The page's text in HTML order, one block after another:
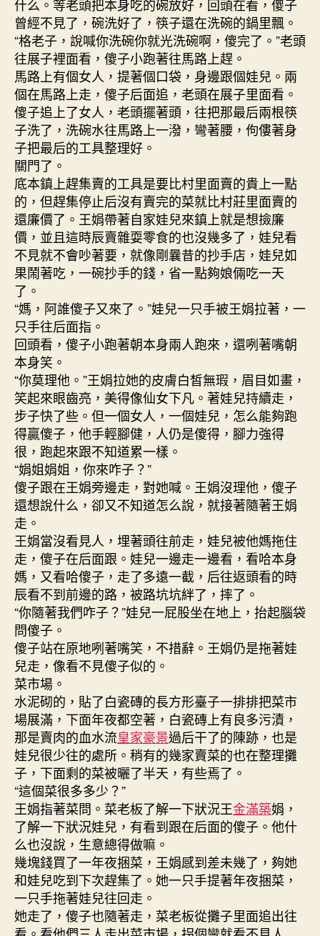
什么。等老頭把本身吃的碗放好，回頭在看，傻子
曾經不見了，碗洗好了，筷子還在洗碗的鍋里飄。
“格老子，說喊你洗碗你就光洗碗啊，傻完了。”老頭
往展子裡面看，傻子小跑著往馬路上趕。
馬路上有個女人，提著個口袋，身邊跟個娃兒。兩
個在馬路上走，傻子后面追，老頭在展子里面看。
傻子追上了女人，老頭擺著頭，往把那最后兩根筷
子洗了，洗碗水往馬路上一潑，彎著腰，佝僂著身
子把最后的工具整理好。
關門了。
底本鎮上趕集賣的工具是要比村里面賣的貴上一點
的，但趕集停止后沒有賣完的菜就比村莊里面賣的
還廉價了。王娟帶著自家娃兒來鎮上就是想撿廉
價，並且這時辰賣雜耍零食的也沒幾多了，娃兒看
不見就不會吵著要，就像剛曩昔的抄手店，娃兒如
果鬧著吃，一碗抄手的錢，省一點夠娘倆吃一天
了。
“媽，阿誰傻子又來了。”娃兒一只手被王娟拉著，一
只手往后面指。
回頭看，傻子小跑著朝本身兩人跑來，還咧著嘴朝
本身笑。
“你莫理他。”王娟拉她的皮膚白皙無瑕，眉目如畫，
笑起來眼齒亮，美得像仙女下凡。著娃兒持續走，
步子快了些。但一個女人，一個娃兒，怎么能夠跑
得贏傻子，他手輕腳健，人仍是傻得，腳力強得
很，跑起來跟不知道累一樣。
“娟姐娟姐，你來咋子？”
傻子跟在王娟旁邊走，對她喊。王娟沒理他，傻子
還想說什么，卻又不知道怎么說，就接著隨著王娟
走。
王娟當沒看見人，埋著頭往前走，娃兒被他媽拖住
走，傻子在后面跟。娃兒一邊走一邊看，看哈本身
媽，又看哈傻子，走了多遠一截，后往返頭看的時
辰看不到前邊的路，被路坑坑絆了，摔了。
“你隨著我們咋子？”娃兒一屁股坐在地上，抬起腦袋
問傻子。
傻子站在原地咧著嘴笑，不措辭。王娟仍是拖著娃
兒走，像看不見傻子似的。
菜市場。
水泥砌的，貼了白瓷磚的長方形臺子一排排把菜市
場展滿，下面年夜都空著，白瓷磚上有良多污漬，
那是賣肉的血水流皇家豪景過后干了的陳跡，也是
娃兒很少往的處所。稍有的幾家賣菜的也在整理攤
子，下面剩的菜被曬了半天，有些焉了。
“這個菜很多多少？”
王娟指著菜問。菜老板了解一下狀況王金滿築娟，
了解一下狀況娃兒，有看到跟在后面的傻子。他什
么也沒說，生意總得做嘛。
幾塊錢買了一年夜捆菜，王娟感到差未幾了，夠她
和娃兒吃到下次趕集了。她一只手提著年夜捆菜，
一只手拖著娃兒往回走。
她走了，傻子也隨著走，菜老板從攤子里面追出往